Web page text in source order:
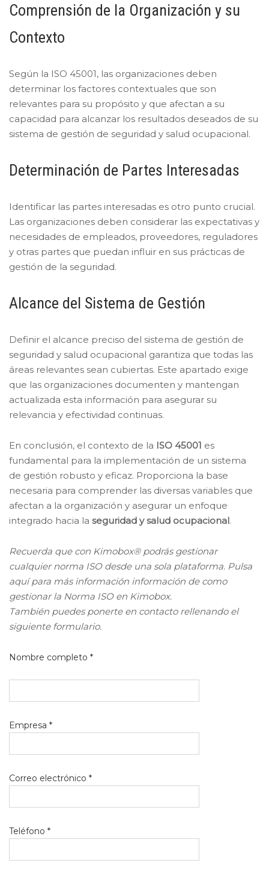
Comprensión de la Organización y su
Contexto
Según la ISO 45001, las organizaciones deben
determinar los factores contextuales que son
relevantes para su propósito y que afectan a su
capacidad para alcanzar los resultados deseados de su
sistema de gestión de seguridad y salud ocupacional.
Determinación de Partes Interesadas
Identificar las partes interesadas es otro punto crucial.
Las organizaciones deben considerar las expectativas y
necesidades de empleados, proveedores, reguladores
y otras partes que puedan influir en sus prácticas de
gestión de la seguridad.
Alcance del Sistema de Gestión
Definir el alcance preciso del sistema de gestión de
seguridad y salud ocupacional garantiza que todas las
áreas relevantes sean cubiertas. Este apartado exige
que las organizaciones documenten y mantengan
actualizada esta información para asegurar su
relevancia y efectividad continuas.
En conclusión, el contexto de la ISO 45001 es
fundamental para la implementación de un sistema
de gestión robusto y eficaz. Proporciona la base
necesaria para comprender las diversas variables que
afectan a la organización y asegurar un enfoque
integrado hacia la seguridad y salud ocupacional.
Recuerda que con Kimobox® podrás gestionar
cualquier norma ISO desde una sola plataforma. Pulsa
aquí para más información información de como
gestionar la Norma ISO en Kimobox.
También puedes ponerte en contacto rellenando el
siguiente formulario.
Nombre completo *
Empresa *
Correo electrónico *
Teléfono *